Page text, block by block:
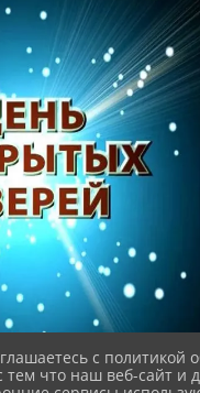
с политикой
что наш веб-сайт и